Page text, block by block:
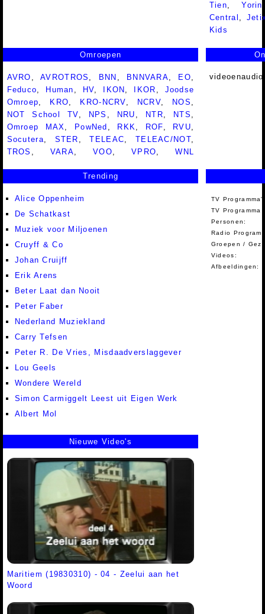
Tien,Yorin
Central ,
Kids
Omroepen
AVRO ,AVROTROS BNN BNNVARA EO
Feduco
Human HV IKON IKOR
Joodse
Omroep
KRO KRO-NCRV NCRV NOS
NOT School TV
NPS NRU NTR NTS
Omroep MAX
PowNed RKK ROF RVU
Socutera
STER ,TELEAC TELEAC/NOT
TROS
VARA ,VOO ,VPRO ,WNL
Trending
Alice Oppenheim
De Schatkast
Muziek voor Miljoenen
Cruyff & Co
Johan Cruijff
Erik Arens
Beter Laat dan Nooit
Peter Faber
Nederland Muziekland
Carry Tefsen
Peter R. De Vries, Misdaadverslaggever
Lou Geels
Wondere Wereld
Simon Carmiggelt Leest uit Eigen Werk
Albert Mol
TV
TV Programma
Personen:
Radio
Groepen /
Videos:
Afbeeldingen:
Nieuwe Video's
Maritiem (19830310) - 04 - Zeelui aan het
Woord